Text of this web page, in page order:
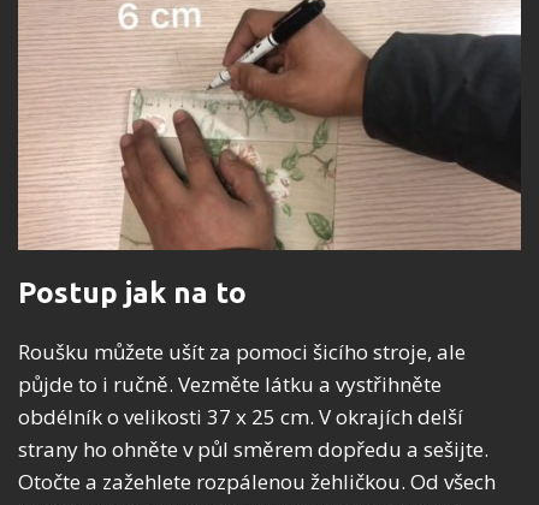
Postup jak na to
Roušku můžete ušít za pomoci šicího stroje, ale
půjde to i ručně. Vezměte látku a vystřihněte
obdélník o velikosti 37 x 25 cm. V okrajích delší
strany ho ohněte v půl směrem dopředu a sešijte.
Otočte a zažehlete rozpálenou žehličkou. Od všech